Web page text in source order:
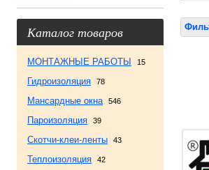
Каталог товаров
МОНТАЖНЫЕ РАБОТЫ 15
Гидроизоляция 78
Мансардные окна 546
Пароизоляция 39
Скотчи-клеи-ленты 43
Теплоизоляция 42